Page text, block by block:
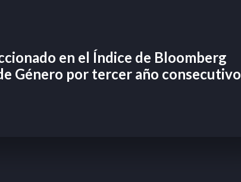
en el Índice de Bloomberg
Género por tercer año consecutivo